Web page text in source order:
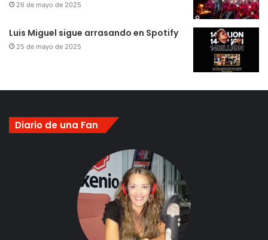
26 de mayo de 2025
Luis Miguel sigue arrasando en Spotify
25 de mayo de 2025
Diario de una Fan